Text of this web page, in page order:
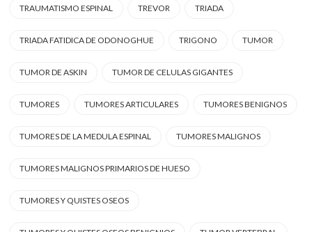
TRAUMATISMO ESPINAL TREVOR TRIADA
TRIADA FATIDICA DE ODONOGHUE TRIGONO TUMOR
TUMOR DE ASKIN TUMOR DE CELULAS GIGANTES
TUMORES TUMORES ARTICULARES TUMORES BENIGNOS
TUMORES DE LA MEDULA ESPINAL TUMORES MALIGNOS
TUMORES MALIGNOS PRIMARIOS DE HUESO
TUMORES Y QUISTES OSEOS